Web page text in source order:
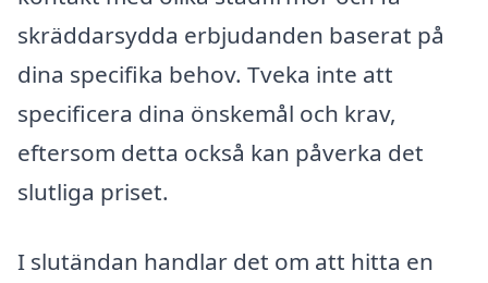
skräddarsydda erbjudanden baserat på
dina specifika behov. Tveka inte att
specificera dina önskemål och krav,
eftersom detta också kan påverka det
slutliga priset.
I slutändan handlar det om att hitta en